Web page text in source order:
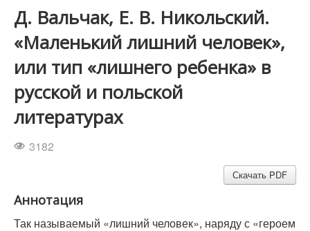
Издательская этика
Список авторов
Устав
Д. Вальчак, Е. В. Никольский.
«Маленький лишний человек»,
или тип «лишнего ребенка» в
русской и польской
литературах
3182
Скачать PDF
Аннотация
Так называемый «лишний человек», наряду с «героем